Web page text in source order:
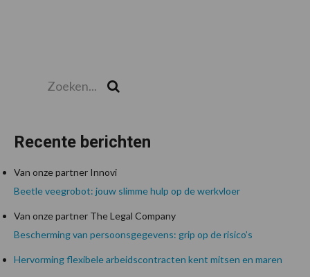
Recente berichten
Van onze partner Innovi
Beetle veegrobot: jouw slimme hulp op de werkvloer
Van onze partner The Legal Company
Bescherming van persoonsgegevens: grip op de risico’s
Hervorming flexibele arbeidscontracten kent mitsen en maren